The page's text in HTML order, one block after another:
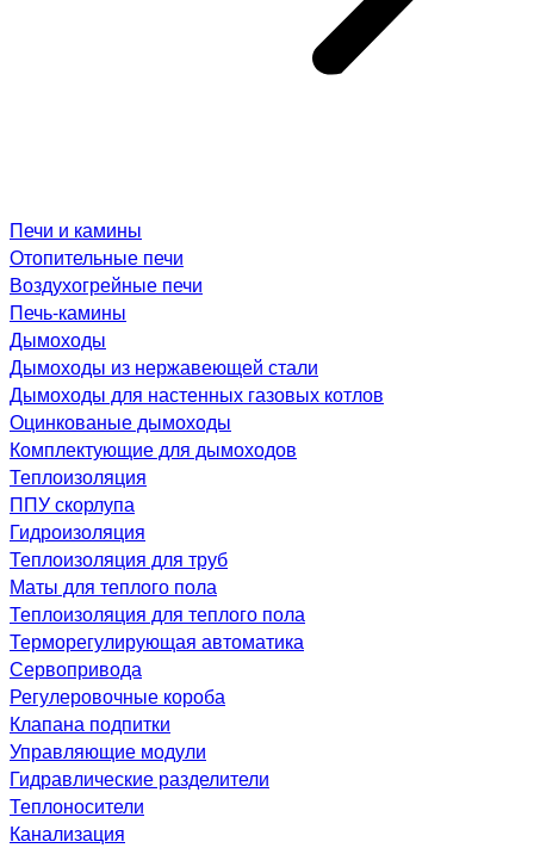
Печи и камины
Отопительные печи
Воздухогрейные печи
Печь-камины
Дымоходы
Дымоходы из нержавеющей стали
Дымоходы для настенных газовых котлов
Оцинкованые дымоходы
Комплектующие для дымоходов
Теплоизоляция
ППУ скорлупа
Гидроизоляция
Теплоизоляция для труб
Маты для теплого пола
Теплоизоляция для теплого пола
Терморегулирующая автоматика
Сервопривода
Регулеровочные короба
Клапана подпитки
Управляющие модули
Гидравлические разделители
Теплоносители
Канализация